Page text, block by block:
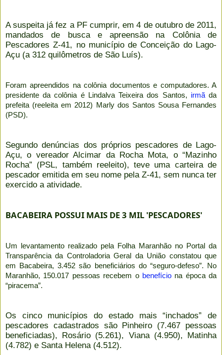
A suspeita já fez a PF cumprir, em 4 de outubro de 2011,
mandados de busca e apreensão na Colônia de
Pescadores Z-41, no município de Conceição do Lago-
Açu (a 312 quilômetros de São Luís).
Foram apreendidos na colônia documentos e computadores. A
presidente da colônia é Lindalva Teixeira dos Santos, irmã da
prefeita (reeleita em 2012) Marly dos Santos Sousa Fernandes
(PSD).
Segundo denúncias dos próprios pescadores de Lago-
Açu, o vereador Alcimar da Rocha Mota, o “Mazinho
Rocha” (PSL, também reeleito), teve uma carteira de
pescador emitida em seu nome pela Z-41, sem nunca ter
exercido a atividade.
BACABEIRA POSSUI MAIS DE 3 MIL 'PESCADORES'
Um levantamento realizado pela Folha Maranhão no Portal da
Transparência da Controladoria Geral da União constatou que
em Bacabeira, 3.452 são beneficiários do “seguro-defeso”. No
Maranhão, 150.017 pessoas recebem o benefício na época da
“piracema”.
Os cinco municípios do estado mais “inchados” de
pescadores cadastrados são Pinheiro (7.467 pessoas
beneficiadas), Rosário (5.261), Viana (4.950), Matinha
(4.782) e Santa Helena (4.512).